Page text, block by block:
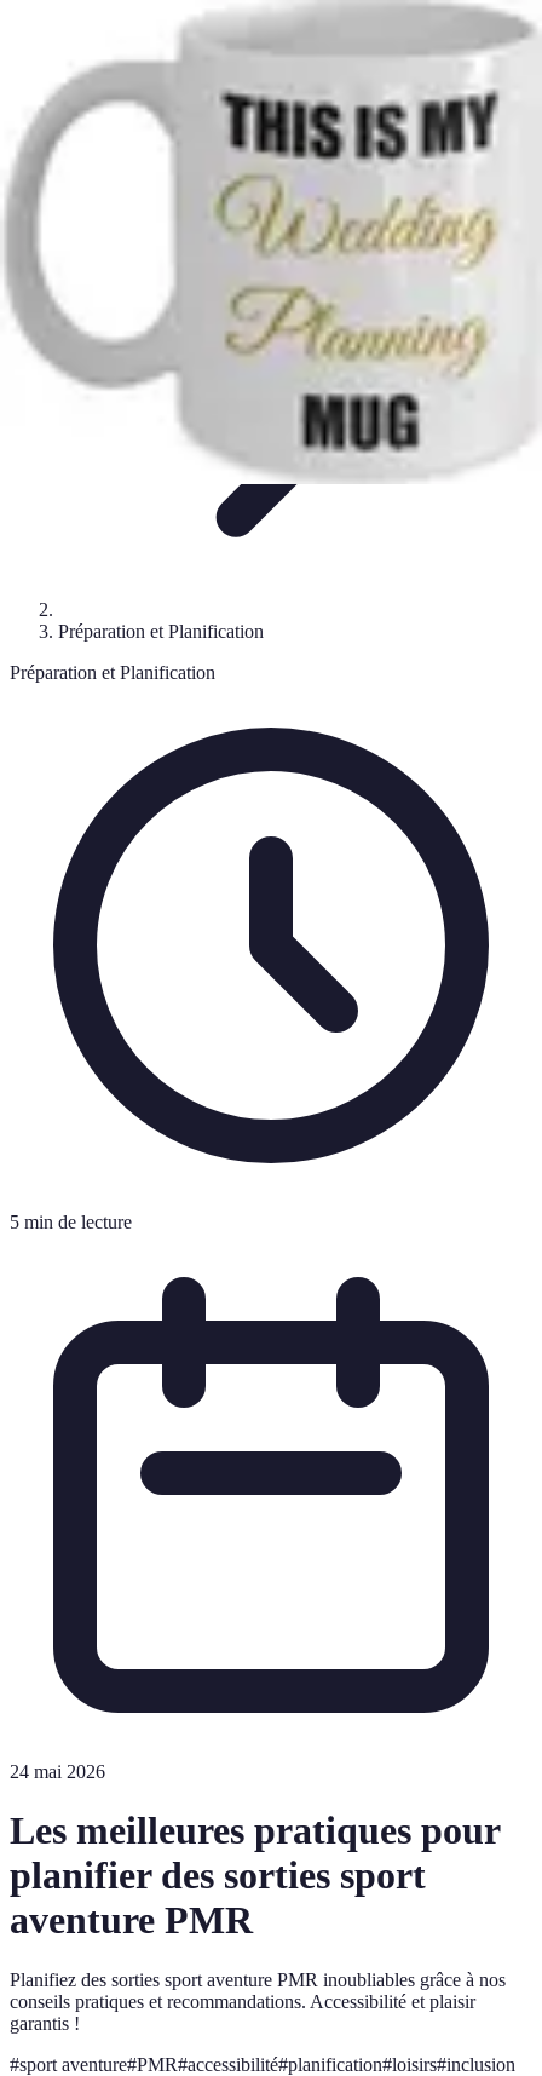
Activités Sportives
Sport Aventure PMR
Préparation et Planification
Préparation et Planification
5 min de lecture
24 mai 2026
Les meilleures pratiques pour
planifier des sorties sport
aventure PMR
Planifiez des sorties sport aventure PMR inoubliables grâce à nos
conseils pratiques et recommandations. Accessibilité et plaisir
garantis !
#sport aventure#PMR#accessibilité#planification#loisirs#inclusion